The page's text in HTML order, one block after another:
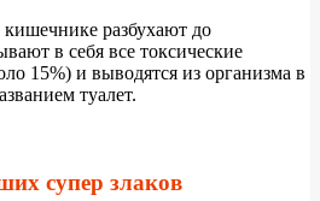
разбухают до
в себя все токсические
15%) и выводятся из организма в
туалет.
супер злаков